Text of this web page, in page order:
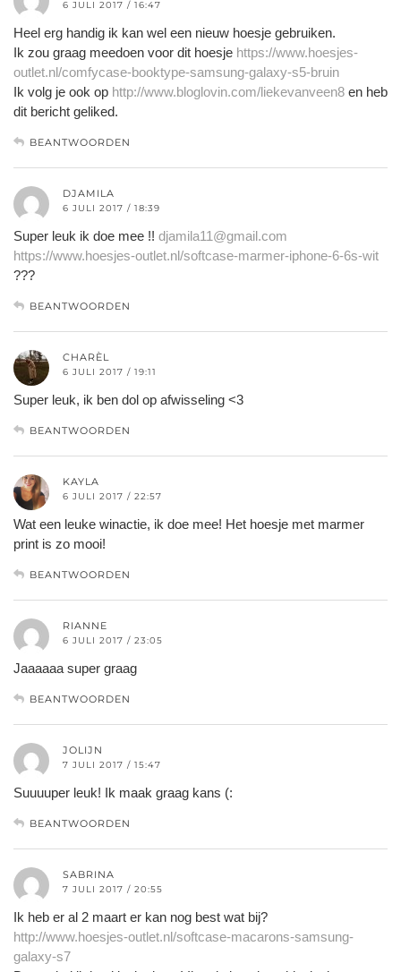
6 JULI 2017 / 16:47
Heel erg handig ik kan wel een nieuw hoesje gebruiken.
Ik zou graag meedoen voor dit hoesje https://www.hoesjes-
outlet.nl/comfycase-booktype-samsung-galaxy-s5-bruin
Ik volg je ook op http://www.bloglovin.com/liekevanveen8 en heb
dit bericht geliked.
BEANTWOORDEN
DJAMILA
6 JULI 2017 / 18:39
Super leuk ik doe mee !! djamila11@gmail.com
https://www.hoesjes-outlet.nl/softcase-marmer-iphone-6-6s-wit
???
BEANTWOORDEN
CHARÈL
6 JULI 2017 / 19:11
Super leuk, ik ben dol op afwisseling <3
BEANTWOORDEN
KAYLA
6 JULI 2017 / 22:57
Wat een leuke winactie, ik doe mee! Het hoesje met marmer
print is zo mooi!
BEANTWOORDEN
RIANNE
6 JULI 2017 / 23:05
Jaaaaaa super graag
BEANTWOORDEN
JOLIJN
7 JULI 2017 / 15:47
Suuuuper leuk! Ik maak graag kans (:
BEANTWOORDEN
SABRINA
7 JULI 2017 / 20:55
Ik heb er al 2 maart er kan nog best wat bij?
http://www.hoesjes-outlet.nl/softcase-macarons-samsung-
galaxy-s7